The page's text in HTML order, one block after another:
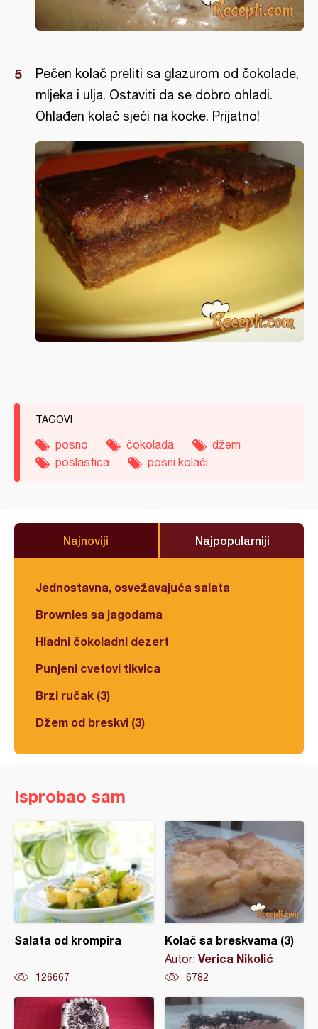
Pečen kolač preliti sa glazurom od čokolade,
mljeka i ulja. Ostaviti da se dobro ohladi.
Ohlađen kolač sjeći na kocke. Prijatno!
TAGOVI
posno čokolada
džem
poslastica
posni kolači
Najnoviji Najpopularniji
Jednostavna, osvežavajuća salata
Brownies sa jagodama
Hladni čokoladni dezert
Punjeni cvetovi tikvica
Brzi ručak (3)
Džem od breskvi (3)
Isprobao sam
Salata od krompira
126667
Kolač sa breskvama (3)
Autor: Verica Nikolić
6782